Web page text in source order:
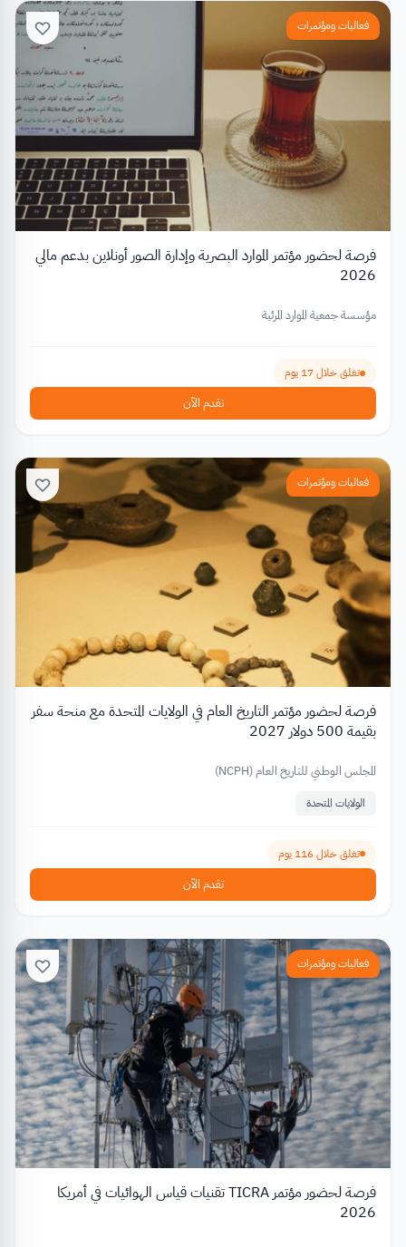
فعاليات ومؤتمرات
فرصة لحضور مؤتمر الموارد البصرية وإدارة الصور أونلاين بدعم مالي
2026
مؤسسة جمعية الموارد المرئية
تغلق خلال 17 يوم
تقدم الآن
فعاليات ومؤتمرات
فرصة لحضور مؤتمر التاريخ العام في الولايات المتحدة مع منحة سفر
بقيمة 500 دولار 2027
المجلس الوطني للتاريخ العام (NCPH)
الولايات المتحدة
تغلق خلال 116 يوم
تقدم الآن
فعاليات ومؤتمرات
فرصة لحضور مؤتمر TICRA تقنيات قياس الهوائيات في أمريكا
2026